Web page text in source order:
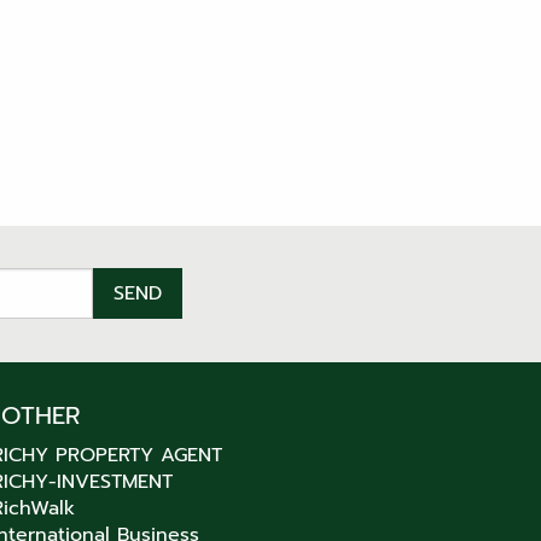
OTHER
PROPERTY AGENT
INVESTMENT
Business